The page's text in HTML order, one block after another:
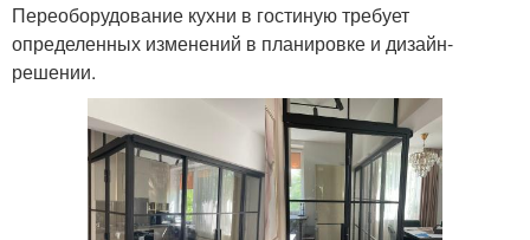
Переоборудование кухни в гостиную требует
определенных изменений в планировке и дизайн-
решении.